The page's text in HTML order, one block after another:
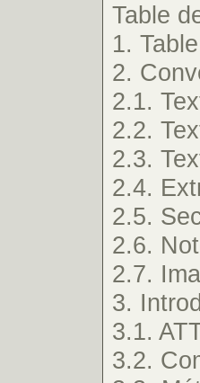
Table
1.
2.
2.1.
2.2.
2.3.
2.4.
2.5.
2.6.
2.7.
3.
3.1.
3.2.